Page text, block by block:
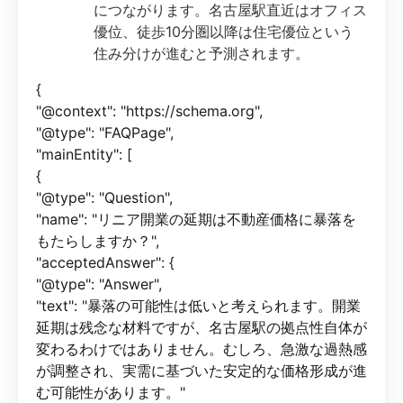
につながります。名古屋駅直近はオフィス
優位、徒歩10分圏以降は住宅優位という
住み分けが進むと予測されます。
{
"@context": "https://schema.org",
"@type": "FAQPage",
"mainEntity": [
{
"@type": "Question",
"name": "リニア開業の延期は不動産価格に暴落を
もたらしますか？",
"acceptedAnswer": {
"@type": "Answer",
"text": "暴落の可能性は低いと考えられます。開業
延期は残念な材料ですが、名古屋駅の拠点性自体が
変わるわけではありません。むしろ、急激な過熱感
が調整され、実需に基づいた安定的な価格形成が進
む可能性があります。"